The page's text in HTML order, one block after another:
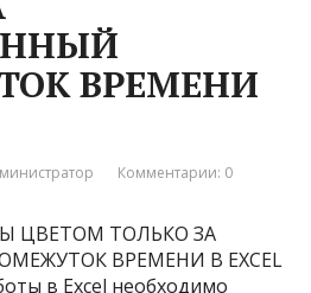
ВРЕМЕНИ
Комментарии: 0
ЦВЕТОМ ТОЛЬКО ЗА
ВРЕМЕНИ В EXCEL
в Excel необходимо